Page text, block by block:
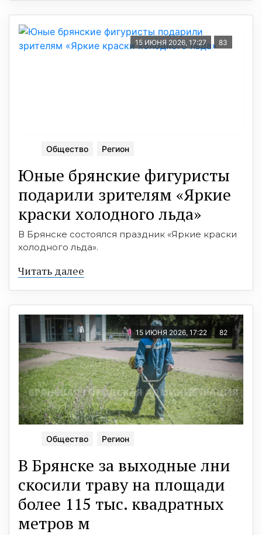
15 ИЮНЯ 2026, 17:27 83
Общество Регион
Юные брянские фигуристы
подарили зрителям «Яркие
краски холодного льда»
В Брянске состоялся праздник «Яркие краски
холодного льда».
Читать далее
15 ИЮНЯ 2026, 17:22 82
Общество Регион
В Брянске за выходные лни
скосили траву на площади
более 115 тыс. квадратных
метров м